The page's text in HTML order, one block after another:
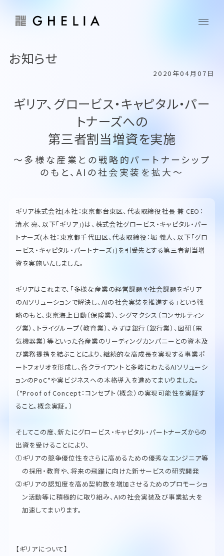
お知らせ
2020年04月07日
ギリア、グロービス・キャピタル・パー
トナーズへの
第三者割当増資を実施
〜多様な産業との戦略的パートナーシップ
のもと、AIの社会実装を拡大〜
ギリア株式会社(本社：東京都台東区、代表取締役社長 兼 CEO：
清水 亮、以下「ギリア」)は、株式会社グロービス・キャピタル・パー
トナーズ(本社：東京都千代田区、代表取締役：堀 義人、以下「グロ
ービス・キャピタル・パートナーズ」)を引受先とする第三者割当増
資を実施いたしました。
ギリアはこれまで、「多様な産業の経営課題や社会課題をギリア
のAIソリューションで解決し、AIの社会実装を推進する」という戦
略のもと、東京海上日動（保険業）、シグマクシス（コンサルティン
グ業）、トライグループ（教育業）、みずほ銀行（銀行業）、図研（電
気機器業）等といった各産業のリーディングカンパニーとの資本及
び業務提携を結ぶことにより、継続的な高成長を実現する事業ポ
ートフォリオを形成し、各クライアントと多岐にわたるAIソリューシ
ョンのPoC*や実ビジネスへの本格導入を進めてまいりました。
（*Proof of Concept：コンセプト（概念）の実現可能性を実証す
ること。概念実証。）
そしてこの度、新たにグロービス・キャピタル・パートナーズからの
出資を受けることにより、
①ギリアの競争優位性をさらに高めるための優秀なエンジニア等
の採用・教育や、将来の飛躍に向けた新サービスの研究開発
②ギリアの認知度を高め契約数を増加させるためのプロモーショ
ン活動等に積極的に取り組み、AIの社会実装及び事業拡大を
加速してまいります。
【ギリアについて】